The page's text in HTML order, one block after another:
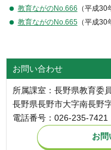
教育ながのNo.666 （平成
教育ながのNo.665（平成30
お問い合わせ
所属課室：長野県教育委
長野県長野市大字南長野
電話番号：026-235-7421